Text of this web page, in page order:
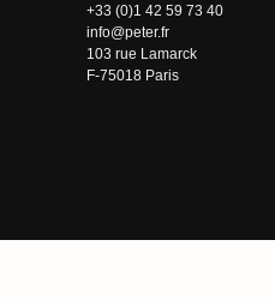
+33 (0)1 42 59 73 40
info@peter.fr
103 rue Lamarck
F-75018 Paris